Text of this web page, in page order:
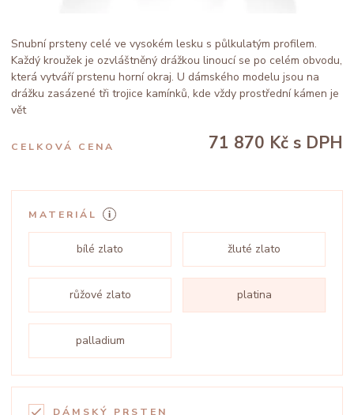
Snubní prsteny celé ve vysokém lesku s půlkulatým profilem.
Každý kroužek je ozvláštněný drážkou linoucí se po celém obvodu,
která vytváří prstenu horní okraj. U dámského modelu jsou na
drážku zasázené tři trojice kamínků, kde vždy prostřední kámen je
vět
CELKOVÁ CENA 71 870 Kč s DPH
MATERIÁL
bílé zlato žluté zlato
růžové zlato platina
palladium
DÁMSKÝ PRSTEN